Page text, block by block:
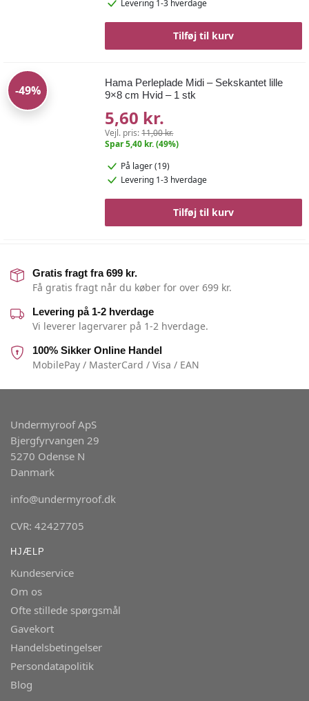
Levering 1-3 hverdage
Tilføj til kurv
-49%
Hama Perleplade Midi – Sekskantet lille
9×8 cm Hvid – 1 stk
5,60 kr.
Vejl. pris:11,00 kr.
Spar 5,40 kr. (49%)
På lager (19)
Levering 1-3 hverdage
Tilføj til kurv
Gratis fragt fra 699 kr.
Få gratis fragt når du køber for over 699 kr.
Levering på 1-2 hverdage
Vi leverer lagervarer på 1-2 hverdage.
100% Sikker Online Handel
MobilePay / MasterCard / Visa / EAN
Undermyroof ApS
Bjergfyrvangen 29
5270 Odense N
Danmark
info@undermyroof.dk
CVR: 42427705
HJÆLP
Kundeservice
Om os
Ofte stillede spørgsmål
Gavekort
Handelsbetingelser
Persondatapolitik
Blog